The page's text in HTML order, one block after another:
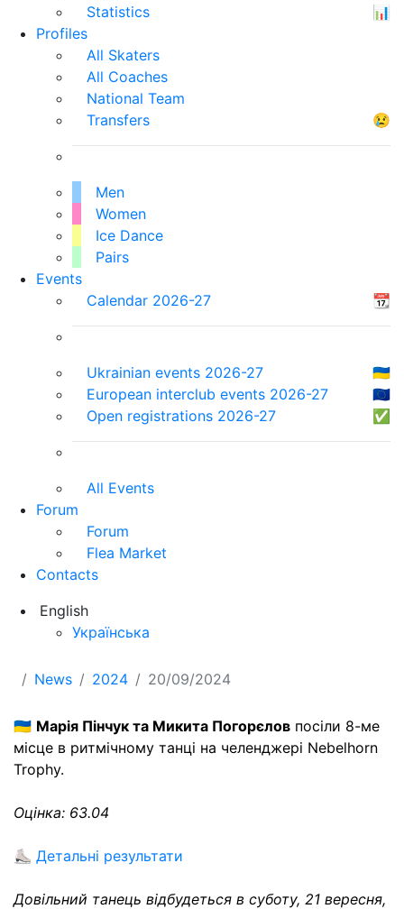
Statistics
📊
Profiles
All Skaters
All Coaches
National Team
Transfers
😢
Men
Women
Ice Dance
Pairs
Events
Calendar 2026-27
📆
Ukrainian events 2026-27
🇺🇦
European interclub events 2026-27
🇪🇺
Open registrations 2026-27
✅
All Events
Forum
Forum
Flea Market
Contacts
English
Українська
News 2024 20/09/2024
🇺🇦 Марія Пінчук та Микита Погорєлов посіли 8-ме
місце в ритмічному танці на челенджері Nebelhorn
Trophy.
Оцінка: 63.04
⛸ Детальні результати
Довільний танець відбудеться в суботу, 21 вересня,